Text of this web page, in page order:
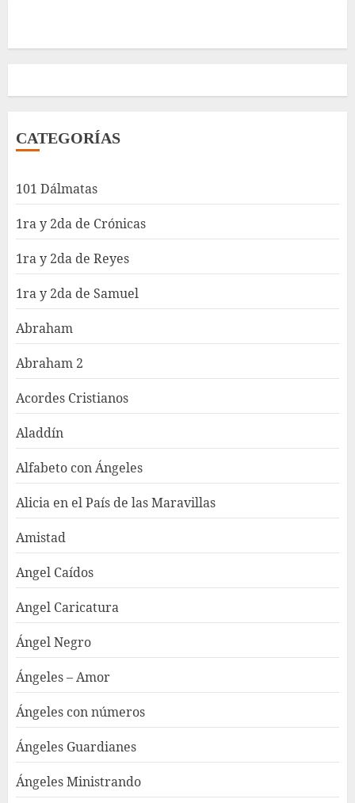
CATEGORÍAS
101 Dálmatas
1ra y 2da de Crónicas
1ra y 2da de Reyes
1ra y 2da de Samuel
Abraham
Abraham 2
Acordes Cristianos
Aladdín
Alfabeto con Ángeles
Alicia en el País de las Maravillas
Amistad
Angel Caídos
Angel Caricatura
Ángel Negro
Ángeles – Amor
Ángeles con números
Ángeles Guardianes
Ángeles Ministrando